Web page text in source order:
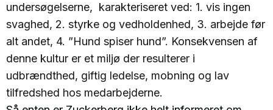
undersøgelserne, karakteriseret ved: 1. vis ingen
svaghed, 2. styrke og vedholdenhed, 3. arbejde før
alt andet, 4. ”Hund spiser hund”. Konsekvensen af
denne kultur er et miljø der resulterer i
udbrændthed, giftig ledelse, mobning og lav
tilfredshed hos medarbejderne.